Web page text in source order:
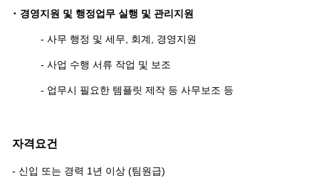
･ 경영지원 및 행정업무 실행 및 관리지원
- 사무 행정 및 세무, 회계, 경영지원
- 사업 수행 서류 작업 및 보조
- 업무시 필요한 템플릿 제작 등 사무보조 등
자격요건
- 신입 또는 경력 1년 이상 (팀원급)